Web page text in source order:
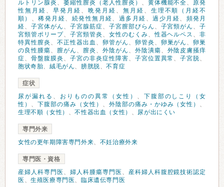
ルトリン腺炎 、 萎縮性膣炎（老人性膣炎） 、 黄体機能不全、 原発
性無月経 、 早発月経 、 晩発月経 、 無月経 、 生理不順（月経不
順） 、稀発月経、 続発性無月経、 過多月経 、過少月経、 頻発月
経、 子宮体がん 、 子宮腺筋症、 子宮膣部びらん 、 子宮頸がん 、子
宮頸管ポリープ、 子宮頸管炎 、 女性のむくみ、性器ヘルペス 、非
特異性膣炎 、 不正性器出血 、 卵管がん 、 卵管炎 、 卵巣がん 、 卵巣
の良性腫瘍、 膣がん 、 膣炎 、 外陰がん 、 外陰潰瘍、 外陰皮膚掻痒
症、 骨盤腹膜炎 、 子宮の非炎症性障害、 子宮位置異常 、子宮脱、
胞状奇胎、絨毛がん、 膀胱脱、不育症
症状
尿が漏れる 、 おりものの異常（女性） 、 下腹部のしこり（女
性） 、 下腹部の痛み（女性） 、 外陰部の痛み・かゆみ（女性） 、
生理不順（女性） 、不性器出血（女性） 、 尿が出にくい
専門外来
女性の更年期障害専門外来、 不妊治療外来
専門医・資格
産婦人科専門医 、 婦人科腫瘍専門医 、 産科婦人科腹腔鏡技術認定
医 、生殖医療専門医、臨床遺伝専門医